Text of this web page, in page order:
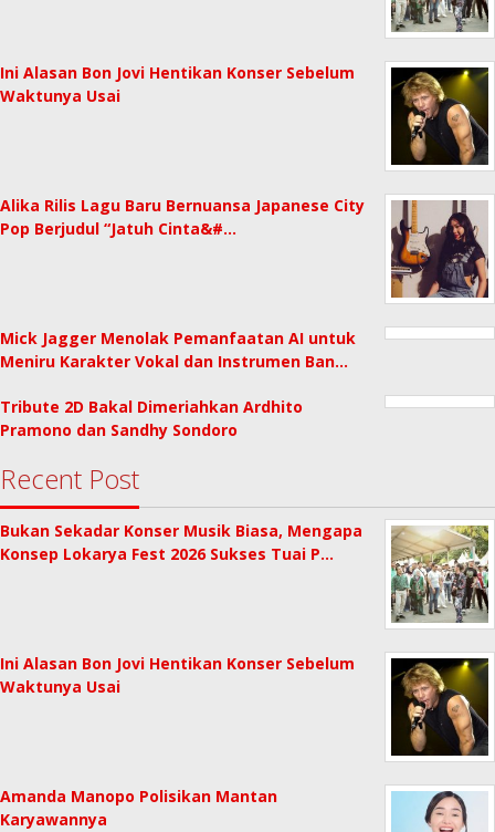
Ini Alasan Bon Jovi Hentikan Konser Sebelum
Waktunya Usai
Alika Rilis Lagu Baru Bernuansa Japanese City
Pop Berjudul “Jatuh Cinta&#…
Mick Jagger Menolak Pemanfaatan AI untuk
Meniru Karakter Vokal dan Instrumen Ban…
Tribute 2D Bakal Dimeriahkan Ardhito
Pramono dan Sandhy Sondoro
Recent Post
Bukan Sekadar Konser Musik Biasa, Mengapa
Konsep Lokarya Fest 2026 Sukses Tuai P…
Ini Alasan Bon Jovi Hentikan Konser Sebelum
Waktunya Usai
Amanda Manopo Polisikan Mantan
Karyawannya